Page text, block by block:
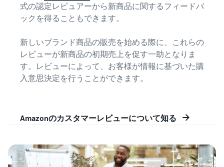
式の認定レビュアーから新商品に関するフィードバ
ックを得ることもできます。
新しいブランド商品の販売を始める際に、これらの
レビューが新商品の初期売上を促す一助となりま
す。レビューによって、お客様が情報に基づいた購
入意思決定を行うことができます。
Amazonのカスタマーレビューについて知る